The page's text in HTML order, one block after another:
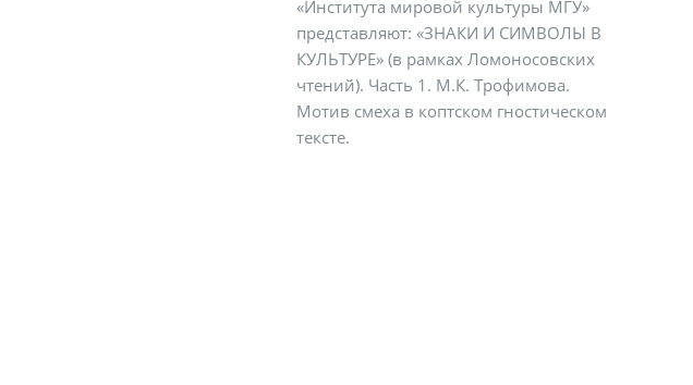
«Института мировой культуры МГУ»
представляют: «ЗНАКИ И СИМВОЛЫ В
КУЛЬТУРЕ» (в рамках Ломоносовских
чтений). Часть 1. М.К. Трофимова.
Мотив смеха в коптском гностическом
тексте.